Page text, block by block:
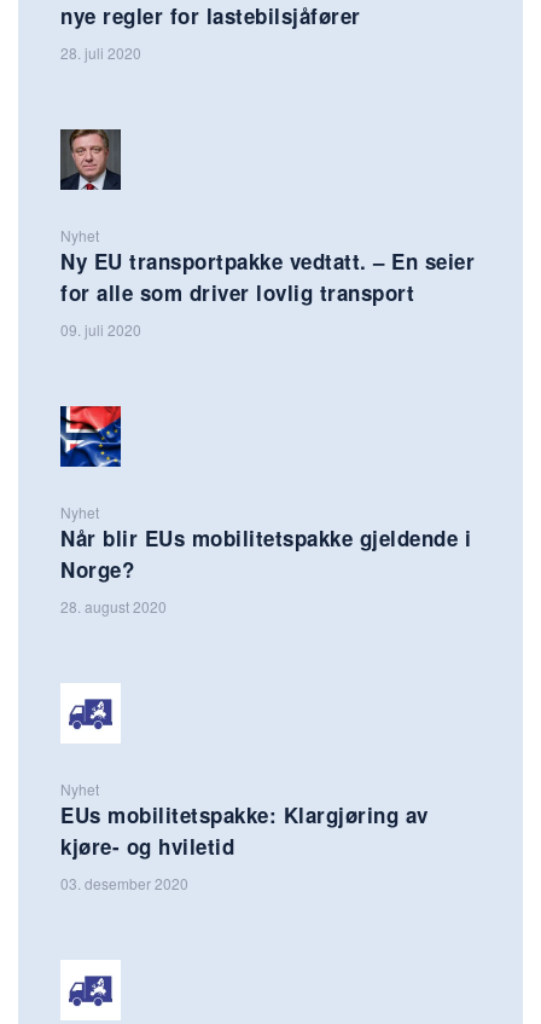
nye regler for lastebilsjåfører
28. juli 2020
Nyhet
Ny EU transportpakke vedtatt. – En seier
for alle som driver lovlig transport
09. juli 2020
Nyhet
Når blir EUs mobilitetspakke gjeldende i
Norge?
28. august 2020
Nyhet
EUs mobilitetspakke: Klargjøring av
kjøre- og hviletid
03. desember 2020